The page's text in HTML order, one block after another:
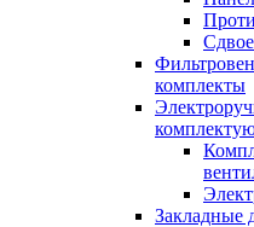
комплекты
Закладные